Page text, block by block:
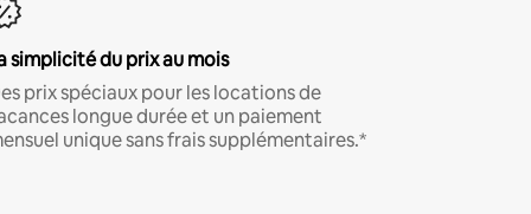
simplicité du prix au mois
prix spéciaux pour les locations de
longue durée et un paiement
unique sans frais supplémentaires.*